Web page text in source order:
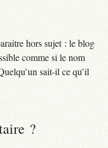
hors sujet : le blog
comme si le nom
sait-il ce qu’il
?